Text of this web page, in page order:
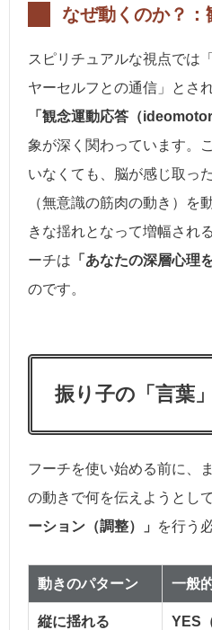
なぜ動くのか？：
スピリチュアルな視点では
ヤーセルフとの通信」とさ
「観念運動応答（
象が深く関わっています。
いなくても、脳が感じ取っ
（無意識の筋肉の動き）を
きな揺れとなって増幅され
ーチは 「あなたの深層心理
のです。
振り子の「言葉
フーチを使い始める前に、
の動きで何を伝えようとし
ーション（調整）」
を行う
動きのパターン 一般
縦に揺れる YES